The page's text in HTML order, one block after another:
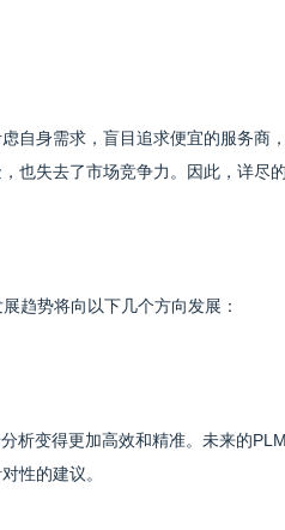
自身需求，盲目追求便宜的服务
也失去了市场竞争力。因此，详尽
趋势将向以下几个方向发展：
析变得更加高效和精准。未来的
性的建议。